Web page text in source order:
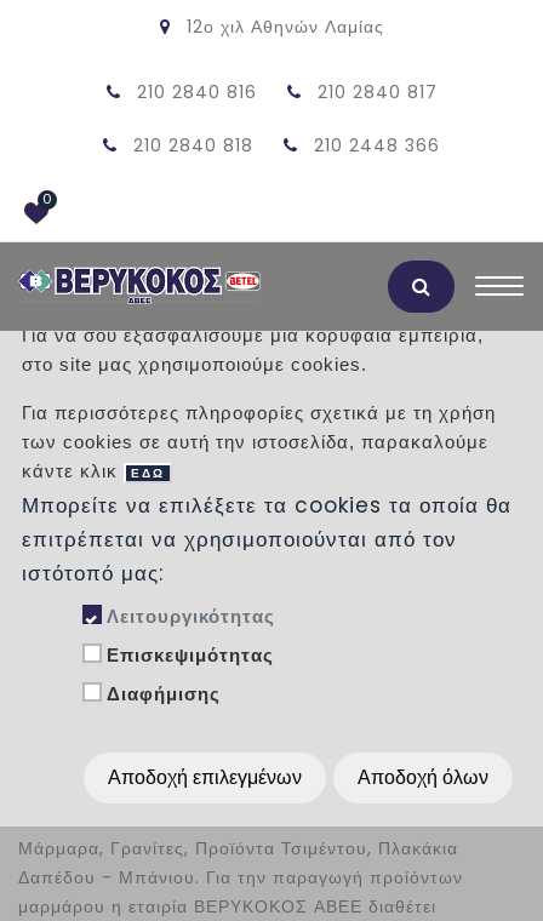
12ο χιλ Αθηνών Λαμίας
210 2840 816 210 2840 817
210 2840 818 210 2448 366
0
Έργο ΓΕΝΙΚΟ
ΝΟΣΟΚΟΜΕΙΟ
ΠΑΤΡΑΣ
Μάρμαρα, Γρανίτες, Προϊόντα Τσιμέντου, Πλακάκια
Δαπέδου - Μπάνιου. Για την παραγωγή προίόντων
μαρμάρου η εταιρία ΒΕΡΥΚΟΚΟΣ ΑΒΕΕ διαθέτει
Αποδοχή Cookies
Για να σου εξασφαλίσουμε μια κορυφαία εμπειρία,
στο site μας χρησιμοποιούμε cookies.
Για περισσότερες πληροφορίες σχετικά με τη χρήση
των cookies σε αυτή την ιστοσελίδα, παρακαλούμε
κάντε κλικ
ΕΔΩ
Μπορείτε να επιλέξετε τα cookies τα οποία θα
επιτρέπεται να χρησιμοποιούνται από τον
ιστότοπό μας:
Λειτουργικότητας
Επισκεψιμότητας
Διαφήμισης
Αποδοχή επιλεγμένων Αποδοχή όλων